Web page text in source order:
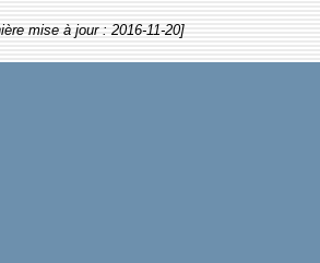
mise à jour : 2016-11-20]